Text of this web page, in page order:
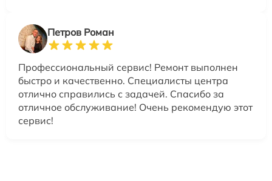
Петров Роман
Профессиональный сервис! Ремонт выполнен
быстро и качественно. Специалисты центра
отлично справились с задачей. Спасибо за
отличное обслуживание! Очень рекомендую этот
сервис!